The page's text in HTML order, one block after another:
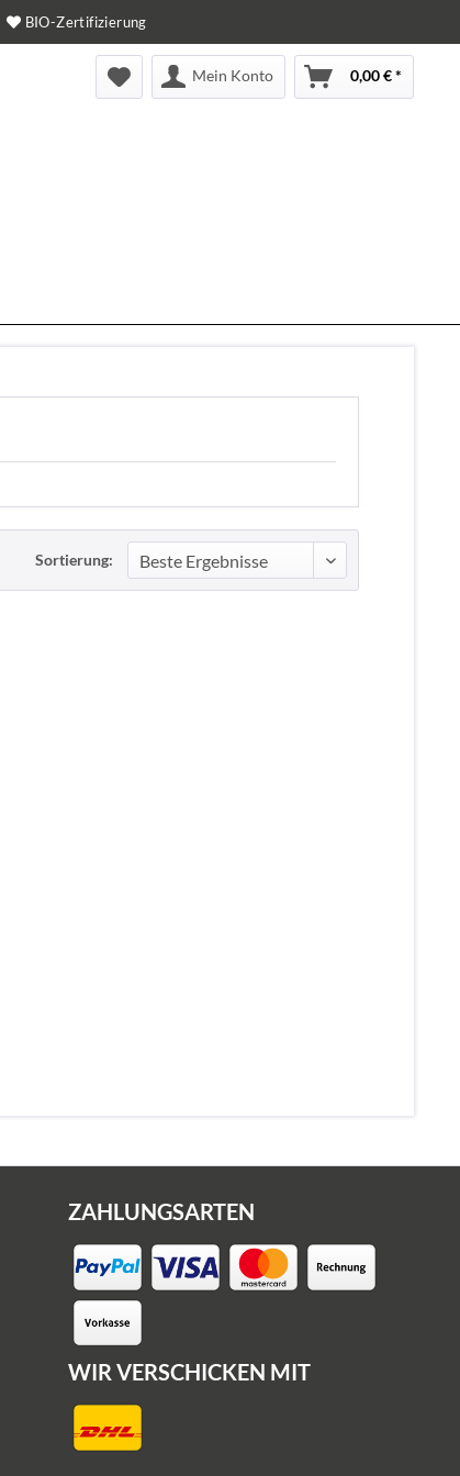
BIO-Zertifizierung
Mein Konto 0,00 € *
Sortierung:
ZAHLUNGSARTEN
WIR VERSCHICKEN MIT